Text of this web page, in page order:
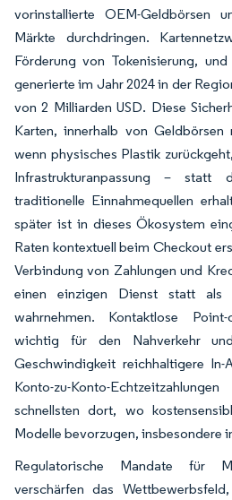
vorinstallierte OEM-Geldbörsen
Märkte durchdringen.
Förderung von Tokenisierung,
generierte im Jahr 2024 in der
von 2 Milliarden USD. Diese
Karten, innerhalb von
wenn physisches Plastik
Infrastrukturanpassung – statt
traditionelle Einnahmequellen
später ist in dieses Ökosystem
Raten kontextuell beim Checkout
Verbindung von Zahlungen und
einen einzigen Dienst statt als
wahrnehmen. Kontaktlose Point-
wichtig für den Nahverkehr
Geschwindigkeit reichhaltigere In-
Konto-zu-Konto-
schnellsten dort, wo
Modelle bevorzugen, insbesondere
Regulatorische Mandate für
verschärfen das